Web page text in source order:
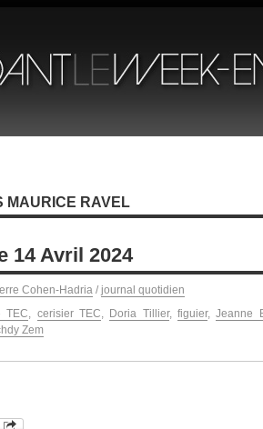
MAURICE RAVEL
14 Avril 2024
Cohen-Hadria / journal quotidien
TEC, cerisier TEC, Doria Tillier,figuier,Jeanne
Zem